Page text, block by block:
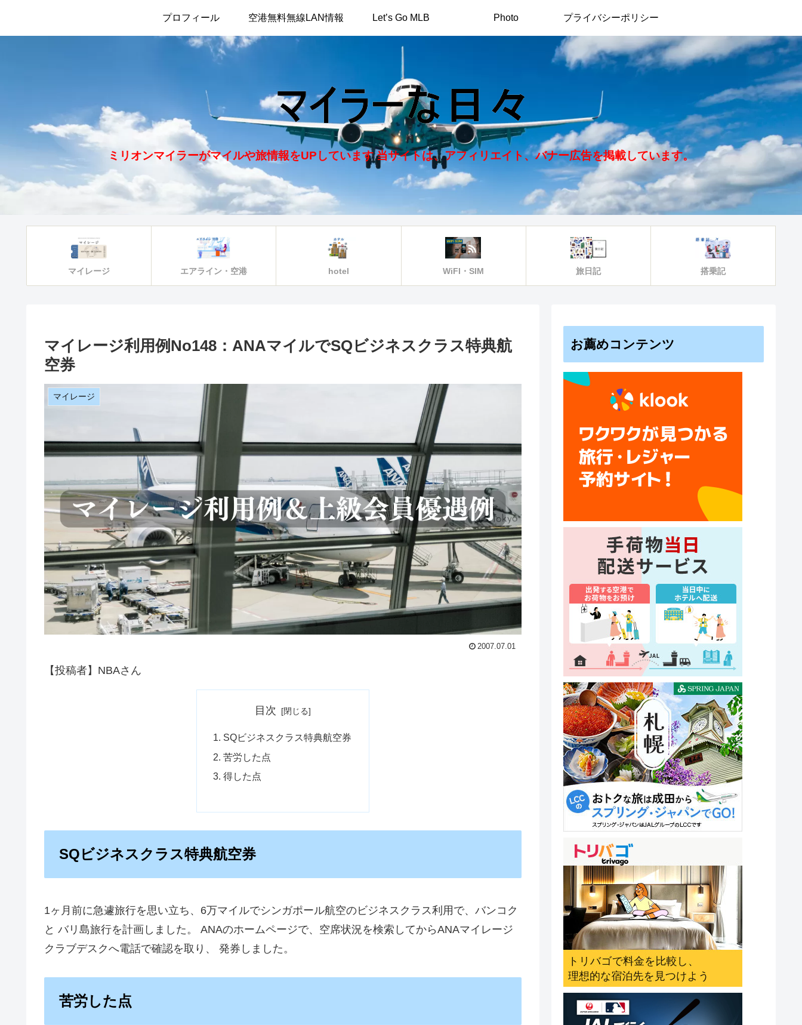
ミリオンマイラーがマイルや旅情報をUPしています 当サイトは、アフィリエイト、バナー広告を掲載しています。
プロフィール 空港無料無線LAN情報 Let’s Go MLB Photo プライバシーポリシー
マイレージ エアライン・空港 hotel WiFI・SIM 旅日記 搭乗記
マイレージ利用例No148：ANAマイルでSQビジネスクラス特典航
空券
マイレージ
2007.07.01
【投稿者】NBAさん
目次
SQビジネスクラス特典航空券
苦労した点
得した点
SQビジネスクラス特典航空券
1ヶ月前に急遽旅行を思い立ち、6万マイルでシンガポール航空のビジネスクラス利用で、バンコク
と バリ島旅行を計画しました。 ANAのホームページで、空席状況を検索してからANAマイレージ
クラブデスクへ電話で確認を取り、 発券しました。
苦労した点
お薦めコンテンツ